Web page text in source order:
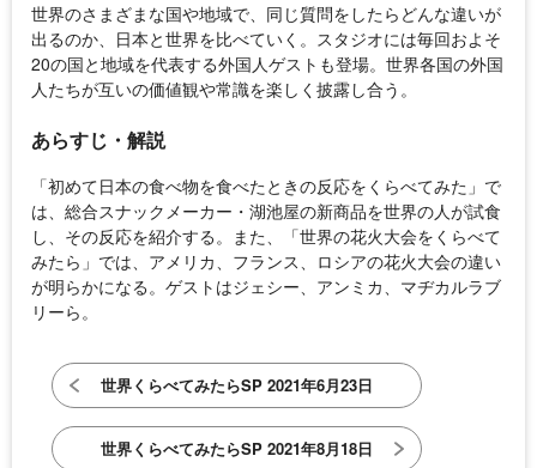
世界のさまざまな国や地域で、同じ質問をしたらどんな違いが
出るのか、日本と世界を比べていく。スタジオには毎回およそ
20の国と地域を代表する外国人ゲストも登場。世界各国の外国
人たちが互いの価値観や常識を楽しく披露し合う。
あらすじ・解説
「初めて日本の食べ物を食べたときの反応をくらべてみた」で
は、総合スナックメーカー・湖池屋の新商品を世界の人が試食
し、その反応を紹介する。また、「世界の花火大会をくらべて
みたら」では、アメリカ、フランス、ロシアの花火大会の違い
が明らかになる。ゲストはジェシー、アンミカ、マヂカルラブ
リーら。
世界くらべてみたらSP 2021年6月23日
世界くらべてみたらSP 2021年8月18日